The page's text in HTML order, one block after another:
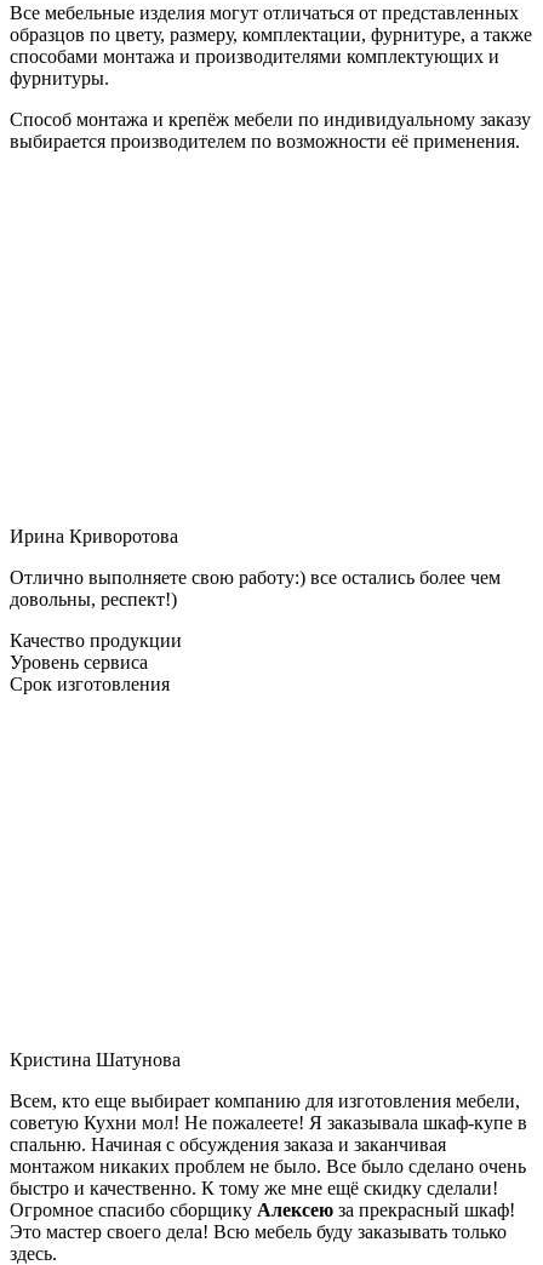
Все мебельные изделия могут отличаться от представленных
образцов по цвету, размеру, комплектации, фурнитуре, а также
способами монтажа и производителями комплектующих и
фурнитуры.
Способ монтажа и крепёж мебели по индивидуальному заказу
выбирается производителем по возможности её применения.
Ирина Криворотова
Отлично выполняете свою работу:) все остались более чем
довольны, респект!)
Качество продукции
Уровень сервиса
Срок изготовления
Кристина Шатунова
Всем, кто еще выбирает компанию для изготовления мебели,
советую Кухни мол! Не пожалеете! Я заказывала шкаф-купе в
спальню. Начиная с обсуждения заказа и заканчивая
монтажом никаких проблем не было. Все было сделано очень
быстро и качественно. К тому же мне ещё скидку сделали!
Огромное спасибо сборщику Алексею за прекрасный шкаф!
Это мастер своего дела! Всю мебель буду заказывать только
здесь.